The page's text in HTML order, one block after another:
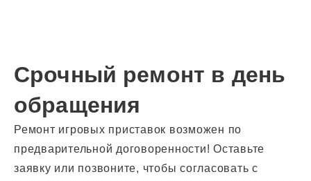
Срочный ремонт в день
обращения
Ремонт игровых приставок возможен по
предварительной договоренности! Оставьте
заявку или позвоните, чтобы согласовать с